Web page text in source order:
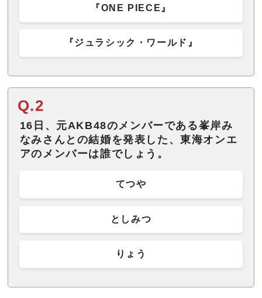
『ONE PIECE』
『ジュラシック・ワールド』
Q.2
16日、元AKB48のメンバーである峯岸み
なみさんとの結婚を発表した、東海オンエ
アのメンバーは誰でしょう。
てつや
としみつ
りょう